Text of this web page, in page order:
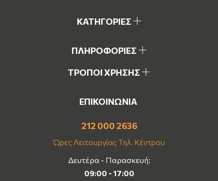
ΚΑΤΗΓΟΡΙΕΣ
ΠΛΗΡΟΦΟΡΙΕΣ
ΤΡΟΠΟΙ ΧΡΗΣΗΣ
ΕΠΙΚΟΙΝΩΝΙΑ
212 000 2636
Ώρες Λειτουργίας Τηλ. Κέντρου
Δευτέρα - Παρασκευή:
09:00 - 17:00